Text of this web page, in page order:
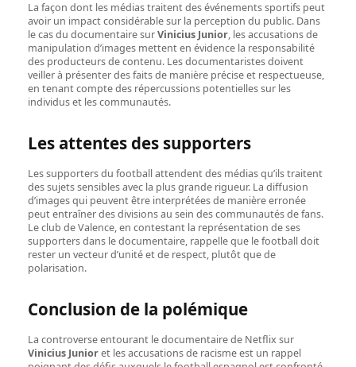
La façon dont les médias traitent des événements sportifs peut
avoir un impact considérable sur la perception du public. Dans
le cas du documentaire surVinicius Junior, les accusations de
manipulation d’images mettent en évidence la responsabilité
des producteurs de contenu. Les documentaristes doivent
veiller à présenter des faits de manière précise et respectueuse,
en tenant compte des répercussions potentielles sur les
individus et les communautés.
Les attentes des supporters
Les supporters du football attendent des médias qu’ils traitent
des sujets sensibles avec la plus grande rigueur. La diffusion
d’images qui peuvent être interprétées de manière erronée
peut entraîner des divisions au sein des communautés de fans.
Le club de Valence, en contestant la représentation de ses
supporters dans le documentaire, rappelle que le football doit
rester un vecteur d’unité et de respect, plutôt que de
polarisation.
Conclusion de la polémique
La controverse entourant le documentaire de Netflix sur
Vinicius Junioret les accusations de racisme est un rappel